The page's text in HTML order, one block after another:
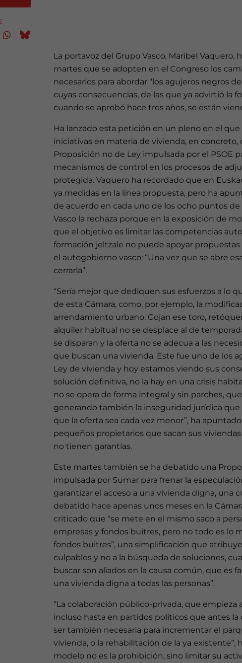
La portavoz del Grupo Vasco, Maribel Vaquero,
martes que se adopten en el Congreso los
necesarios para abordar “los agujeros negros
cuyas consecuencias, de las que ya advirtió la
cuando se aprobó hace tres años, se están
Ha lanzado esta petición en un pleno en el
iniciativas en materia de vivienda, en concreto,
Proposición no de Ley impulsada por el PSOE
mecanismos de control en los procesos de
protegida. Vaquero ha recordado que en
ya medidas en la línea propuesta, pero ha
de acuerdo en cada uno de los ocho puntos de
Vasco la rechaza porque en la exposición de
que el objetivo es limitar las competencias
formación jeltzale no puede apoyar
el autogobierno vasco: “Una vez que se abre
cerrarla”.
“Sería mejor que dediquen sus esfuerzos a lo
de esta Cámara, como, por ejemplo, la
arrendamiento urbano. Cojan ese toro,
alquiler habitual no se desplace al de
se disparan y la oferta no se adecua a las
que buscan una vivienda. Este fue uno de los
Ley de vivienda y hoy estamos viendo sus
solución definitiva, no la hay en una crisis
no se opera de forma integral y sin parches,
generando también la inseguridad jurídica
que la oferta sea cada vez menor”, ha
pequeños propietarios que sacan sus
no tienen garantías.
Este martes también se ha debatido una
impulsada por Sumar para frenar la
garantizar el acceso a una vivienda digna, una
debatido hace apenas unos meses en la
criticado que “se mete en el mismo saco a
empresas y fondos buitres, pero no todo es lo
fondos buitres”, una simplificación que
culpables y no a la búsqueda de soluciones,
buscar son aliados en la causa común, que es
una vivienda digna a todas las personas”.
“La colaboración público-privada, que empieza
incluso hasta en partidos políticos que antes la
ser también necesaria para incrementar el
vivienda, o la rehabilitación de la ya existente”,
modelo no es la prohibición, sino limitar su